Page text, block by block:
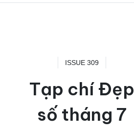
ISSUE 309
Tạp chí Đẹp
số tháng 7